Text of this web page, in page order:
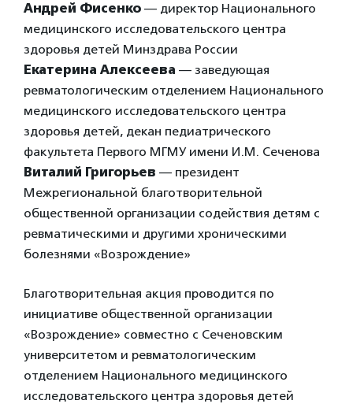
Андрей Фисенко — директор Национального
медицинского исследовательского центра
здоровья детей Минздрава России
Екатерина Алексеева — заведующая
ревматологическим отделением Национального
медицинского исследовательского центра
здоровья детей, декан педиатрического
факультета Первого МГМУ имени И.М. Сеченова
Виталий Григорьев — президент
Межрегиональной благотворительной
общественной организации содействия детям с
ревматическими и другими хроническими
болезнями «Возрождение»
Благотворительная акция проводится по
инициативе общественной организации
«Возрождение» совместно с Сеченовским
университетом и ревматологическим
отделением Национального медицинского
исследовательского центра здоровья детей